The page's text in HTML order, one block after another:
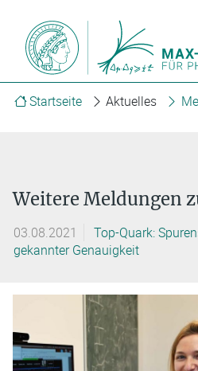
Startseite Aktuelles
Weitere Meldungen
03.08.2021
Top-Quark:
gekannter Genauigkeit